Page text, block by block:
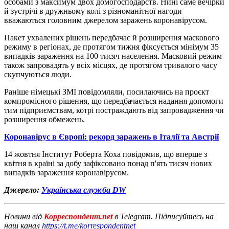
й зустрічі в дружньому колі з різноманітної нагоди
вважаються головним джерелом заражень коронавірусом.
Пакет ухвалених рішень передбачає й розширення маскового
режиму в регіонах, де протягом тижня фіксується мінімум 35
випадків зараження на 100 тисяч населення. Масковий режим
також запровадять у всіх місцях, де протягом тривалого часу
скупчуються люди.
Раніше німецькі ЗМІ повідомляли, посилаючись на проєкт
компромісного рішення, що передбачається надання допомоги
тим підприємствам, котрі постраждають від запровадження чи
розширення обмежень.
Коронавірус в Європі: рекорд заражень в Італії та Австрії
14 жовтня Інститут Роберта Коха повідомив, що вперше з
квітня в країні за добу зафіксовано понад п'ять тисяч нових
випадків зараження коронавірусом.
Джерело: Українська служба DW
Новини від Корреспондент.netв Telegram. Підписуйтесь на
наш канал https://t.me/korrespondentnet